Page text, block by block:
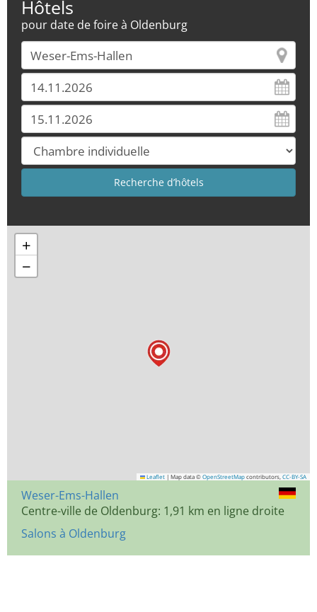
Hôtels
pour date de foire à Oldenburg
+
−
Leaflet | Map data © OpenStreetMap contributors, CC-BY-SA
Weser-Ems-Hallen
Centre-ville de Oldenburg: 1,91 km en ligne droite
Salons à Oldenburg